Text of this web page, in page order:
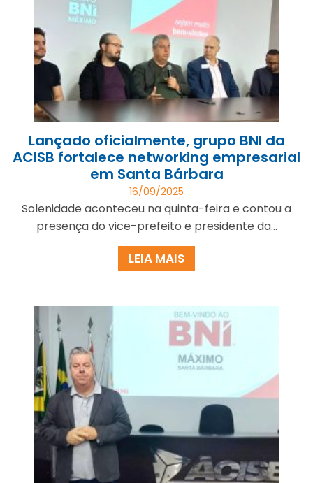
Lançado oficialmente, grupo BNI da
ACISB fortalece networking empresarial
em Santa Bárbara
16/09/2025
Solenidade aconteceu na quinta-feira e contou a
presença do vice-prefeito e presidente da...
LEIA MAIS